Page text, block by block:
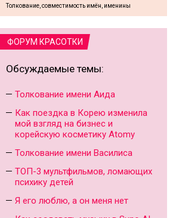
Толкование, совместимость имён, именины
ФОРУМ КРАСОТКИ
Обсуждаемые темы:
Толкование имени Аида
Как поездка в Корею изменила
мой взгляд на бизнес и
корейскую косметику Atomy
Толкование имени Василиса
ТОП-3 мультфильмов, ломающих
психику детей
Я его люблю, а он меня нет